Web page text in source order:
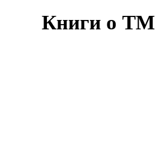
Книги о ТМ